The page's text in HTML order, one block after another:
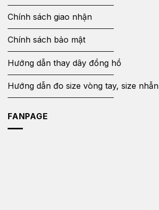
Chính sách giao nhận
Chính sách bảo mật
Hướng dẫn thay dây đồng hồ
Hướng dẫn đo size vòng tay, size nhẫn
FANPAGE